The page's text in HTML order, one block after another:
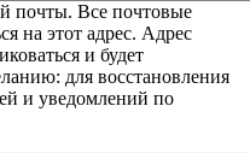
почты. Все почтовые
на этот адрес. Адрес
и будет
для восстановления
и уведомлений по